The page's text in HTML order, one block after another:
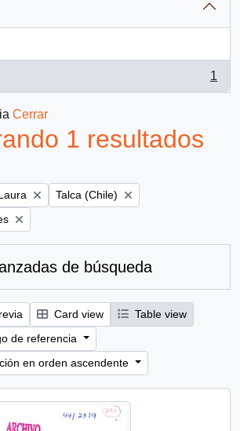
1
Cerrar
1 resultados
Remove filter:
Talca (Chile)
de búsqueda
Card view
Table view
de referencia
en orden ascendente